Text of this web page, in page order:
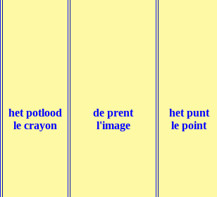
het potlood
le crayon
de prent
l'image
het punt
le point